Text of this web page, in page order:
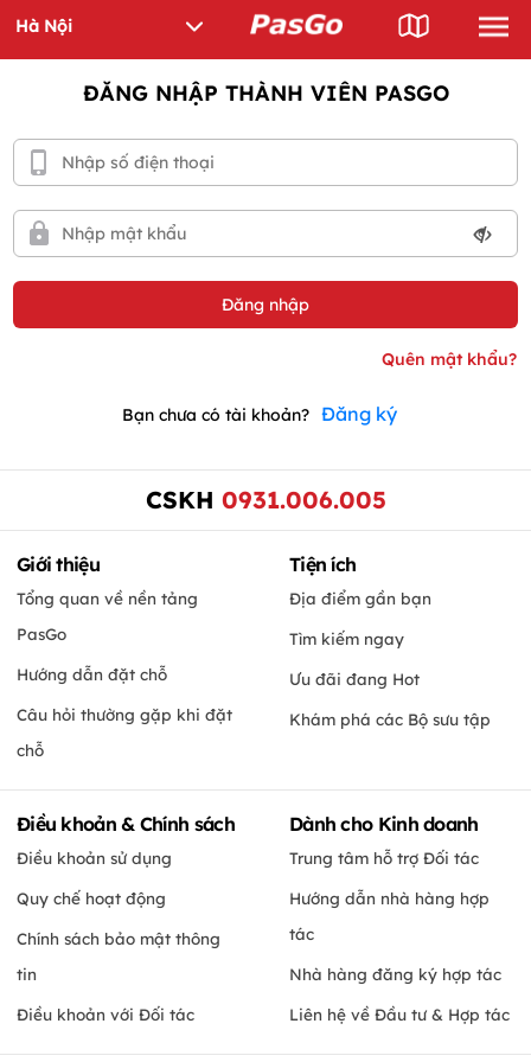
ĐĂNG NHẬP THÀNH VIÊN PASGO
Bạn chưa có tài khoản? Đăng ký
CSKH 0931.006.005
Giới thiệu
Tổng quan về nền tảng
PasGo
Hướng dẫn đặt chỗ
Câu hỏi thường gặp khi đặt
chỗ
Tiện ích
Địa điểm gần bạn
Tìm kiếm ngay
Ưu đãi đang Hot
Khám phá các Bộ sưu tập
Điều khoản & Chính sách
Điều khoản sử dụng
Quy chế hoạt động
Chính sách bảo mật thông
tin
Điều khoản với Đối tác
Dành cho Kinh doanh
Trung tâm hỗ trợ Đối tác
Hướng dẫn nhà hàng hợp
tác
Nhà hàng đăng ký hợp tác
Liên hệ về Đầu tư & Hợp tác